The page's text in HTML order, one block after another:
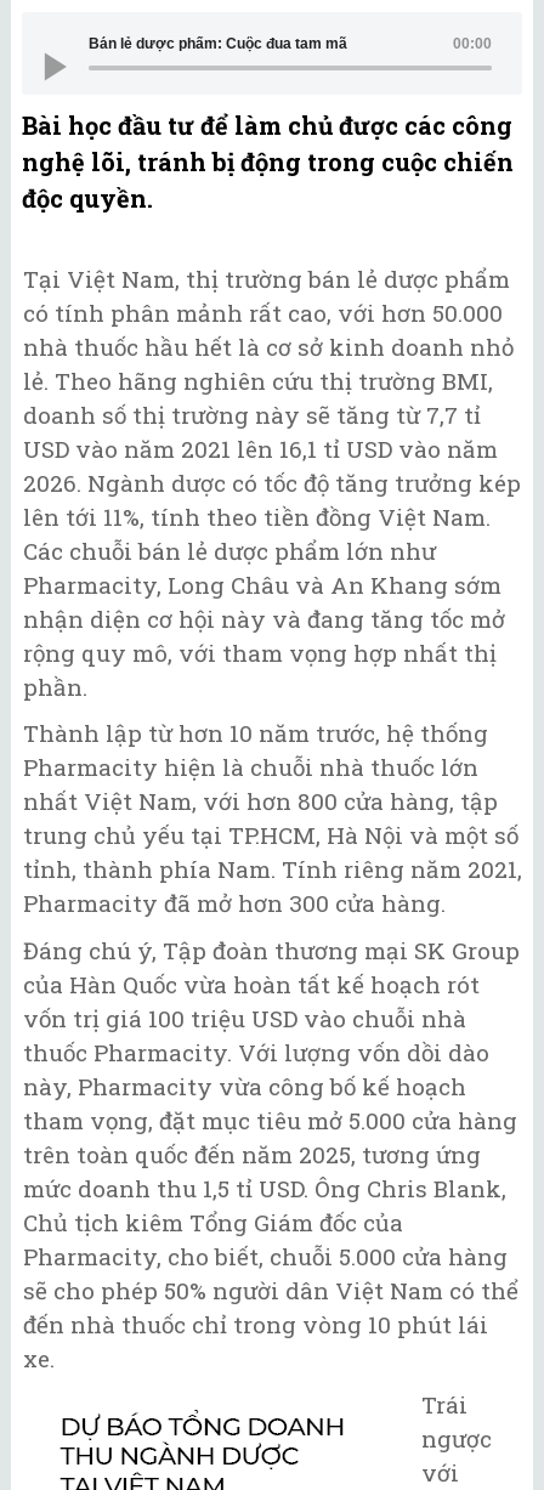
00:00
Bán lẻ dược phẩm: Cuộc đua tam mã
Bài học đầu tư để làm chủ được các công
nghệ lõi, tránh bị động trong cuộc chiến
độc quyền.
Tại Việt Nam, thị trường bán lẻ dược phẩm
có tính phân mảnh rất cao, với hơn 50.000
nhà thuốc hầu hết là cơ sở kinh doanh nhỏ
lẻ. Theo hãng nghiên cứu thị trường BMI,
doanh số thị trường này sẽ tăng từ 7,7 tỉ
USD vào năm 2021 lên 16,1 tỉ USD vào năm
2026. Ngành dược có tốc độ tăng trưởng kép
lên tới 11%, tính theo tiền đồng Việt Nam.
Các chuỗi bán lẻ dược phẩm lớn như
Pharmacity, Long Châu và An Khang sớm
nhận diện cơ hội này và đang tăng tốc mở
rộng quy mô, với tham vọng hợp nhất thị
phần.
Thành lập từ hơn 10 năm trước, hệ thống
Pharmacity hiện là chuỗi nhà thuốc lớn
nhất Việt Nam, với hơn 800 cửa hàng, tập
trung chủ yếu tại TP.HCM, Hà Nội và một số
tỉnh, thành phía Nam. Tính riêng năm 2021,
Pharmacity đã mở hơn 300 cửa hàng.
Đáng chú ý, Tập đoàn thương mại SK Group
của Hàn Quốc vừa hoàn tất kế hoạch rót
vốn trị giá 100 triệu USD vào chuỗi nhà
thuốc Pharmacity. Với lượng vốn dồi dào
này, Pharmacity vừa công bố kế hoạch
tham vọng, đặt mục tiêu mở 5.000 cửa hàng
trên toàn quốc đến năm 2025, tương ứng
mức doanh thu 1,5 tỉ USD. Ông Chris Blank,
Chủ tịch kiêm Tổng Giám đốc của
Pharmacity, cho biết, chuỗi 5.000 cửa hàng
sẽ cho phép 50% người dân Việt Nam có thể
đến nhà thuốc chỉ trong vòng 10 phút lái
xe.
Trái
ngược
với